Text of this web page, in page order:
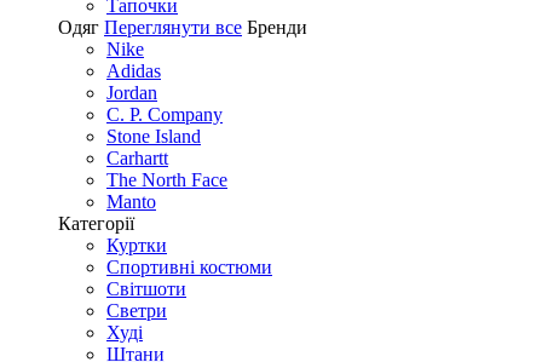
Tапочки
Одяг Переглянути все Бренди
Nike
Adidas
Jordan
C. P. Company
Stone Island
Carhartt
The North Face
Manto
Категорії
Куртки
Спортивні костюми
Світшоти
Светри
Худі
Штани